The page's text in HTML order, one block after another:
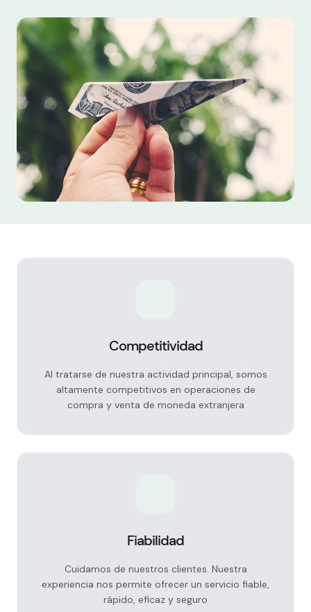
Ventajas de cambiar moneda con Exact Change
Competitividad
Al tratarse de nuestra actividad principal, somos
altamente competitivos en operaciones de
compra y venta de moneda extranjera
Fiabilidad
Cuidamos de nuestros clientes. Nuestra
experiencia nos permite ofrecer un servicio fiable,
rápido, eficaz y seguro